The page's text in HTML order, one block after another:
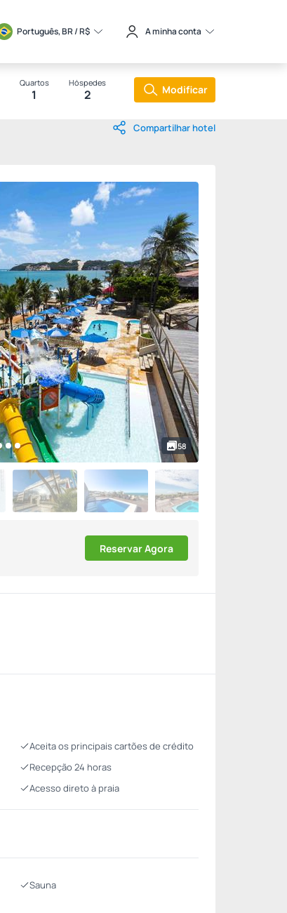
Português, BR / R$ A minha conta
Quartos
1
Hóspedes
2 Modificar
Compartilhar hotel
58
Reservar Agora
Aceita os principais cartões de crédito
Recepção 24 horas
Acesso direto à praia
Sauna